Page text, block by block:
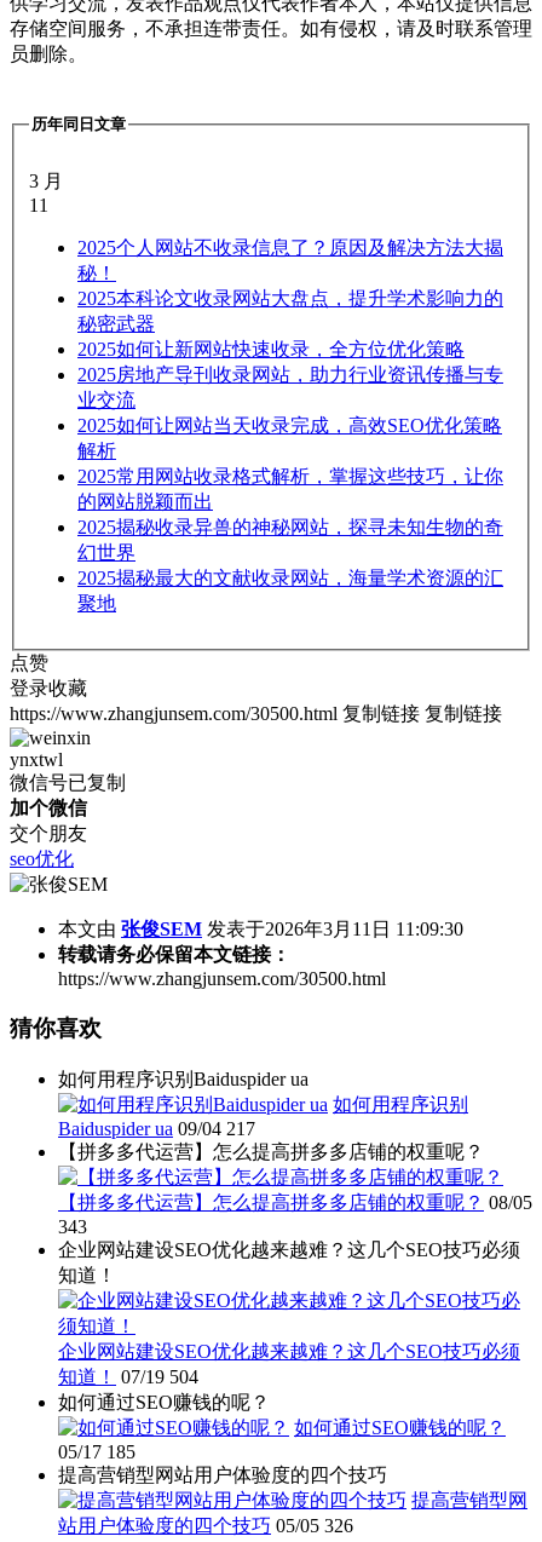
存储空间服务，不承担连带责任。如有侵权，请及时联系管理
员删除。
历年同日文章
3 月
11
2025个人网站不收录信息了？原因及解决方法大揭
秘！
2025本科论文收录网站大盘点，提升学术影响力的
秘密武器
2025如何让新网站快速收录，全方位优化策略
2025房地产导刊收录网站，助力行业资讯传播与专
业交流
2025如何让网站当天收录完成，高效SEO优化策略
解析
2025常用网站收录格式解析，掌握这些技巧，让你
的网站脱颖而出
2025揭秘收录异兽的神秘网站，探寻未知生物的奇
幻世界
2025揭秘最大的文献收录网站，海量学术资源的汇
聚地
点赞
登录收藏
https://www.zhangjunsem.com/30500.html 复制链接 复制链接
ynxtwl
微信号已复制
加个微信
交个朋友
seo优化
本文由 张俊SEM 发表于2026年3月11日 11:09:30
转载请务必保留本文链接：
https://www.zhangjunsem.com/30500.html
猜你喜欢
如何用程序识别Baiduspider ua
如何用程序识别
Baiduspider ua 09/04 217
【拼多多代运营】怎么提高拼多多店铺的权重呢？
【拼多多代运营】怎么提高拼多多店铺的权重呢？ 08/05
343
企业网站建设SEO优化越来越难？这几个SEO技巧必须
知道！
企业网站建设SEO优化越来越难？这几个SEO技巧必须
知道！
07/19 504
如何通过SEO赚钱的呢？
如何通过SEO赚钱的呢？
05/17 185
提高营销型网站用户体验度的四个技巧
提高营销型网
站用户体验度的四个技巧 05/05 326